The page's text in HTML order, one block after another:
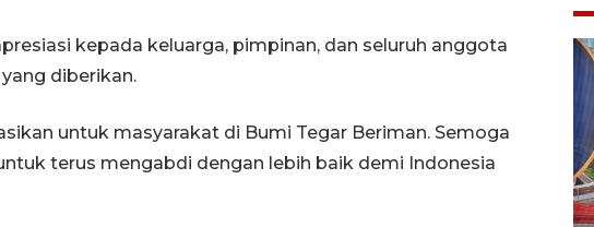
kepada keluarga, pimpinan, dan seluruh anggota
diberikan.
untuk masyarakat di Bumi Tegar Beriman. Semoga
terus mengabdi dengan lebih baik demi Indonesia